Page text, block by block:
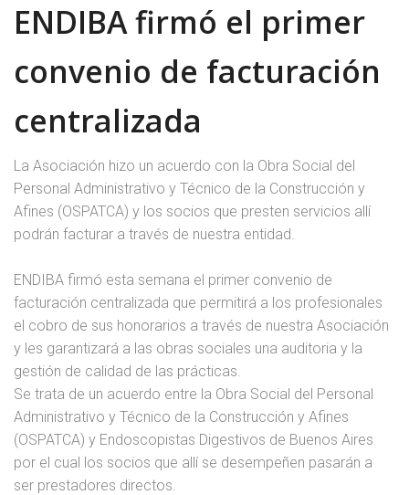
ENDIBA firmó el primer
convenio de facturación
centralizada
La Asociación hizo un acuerdo con la Obra Social del
Personal Administrativo y Técnico de la Construcción y
Afines (OSPATCA) y los socios que presten servicios allí
podrán facturar a través de nuestra entidad.
ENDIBA firmó esta semana el primer convenio de
facturación centralizada que permitirá a los profesionales
el cobro de sus honorarios a través de nuestra Asociación
y les garantizará a las obras sociales una auditoria y la
gestión de calidad de las prácticas.
Se trata de un acuerdo entre la Obra Social del Personal
Administrativo y Técnico de la Construcción y Afines
(OSPATCA) y Endoscopistas Digestivos de Buenos Aires
por el cual los socios que allí se desempeñen pasarán a
ser prestadores directos.